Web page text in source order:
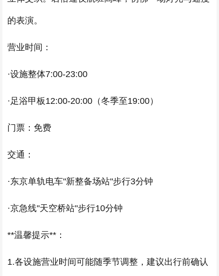
的表演。
营业时间：
·设施整体7:00-23:00
·足浴甲板12:00-20:00（冬季至19:00）
门票：免费
交通：
·东京单轨电车"新整备场站"步行3分钟
·京急线"天空桥站"步行10分钟
**温馨提示**：
1.各设施营业时间可能随季节调整，建议出行前确认